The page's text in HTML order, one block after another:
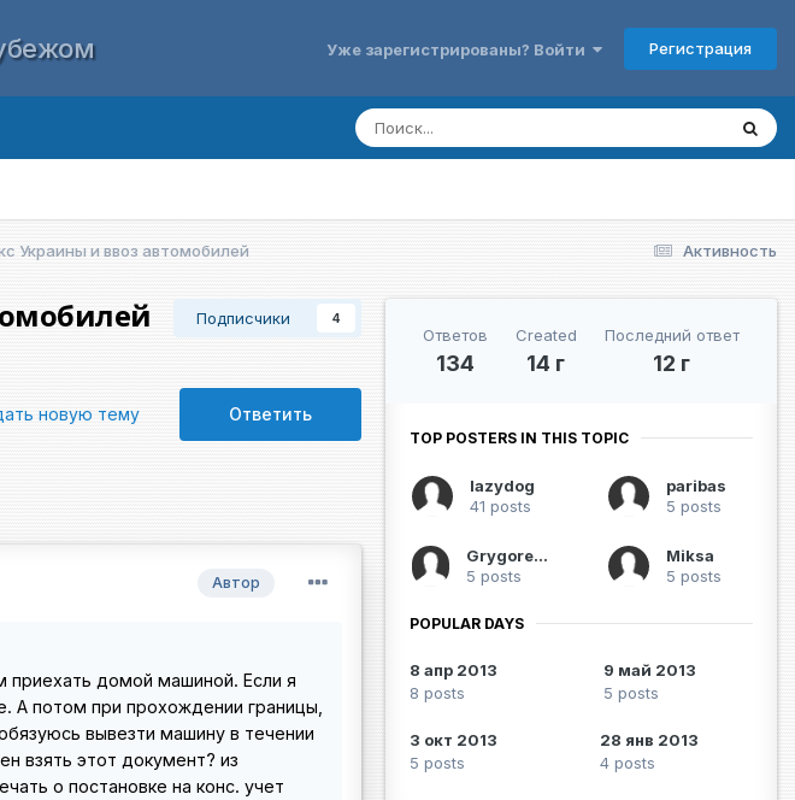
Уже зарегистрированы? Войти Регистрация
Активность
Украины и ввоз автомобилей
Подписчики 4
Ответить
новую тему
Автор
приехать домой машиной. Если я
А потом при прохождении границы,
вывезти машину в течении
взять этот документ? из
о постановке на конс. учет
Ответов
134
Created
14 г
Последний ответ
12 г
TOP POSTERS IN THIS TOPIC
lazydog
41 posts
paribas
5 posts
Grygorenko
5 posts
Miksa
5 posts
POPULAR DAYS
8 апр 2013
8 posts
9 май 2013
5 posts
3 окт 2013
5 posts
28 янв 2013
4 posts